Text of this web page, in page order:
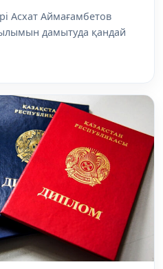
Асхат Аймағамбетов
дамытуда қандай